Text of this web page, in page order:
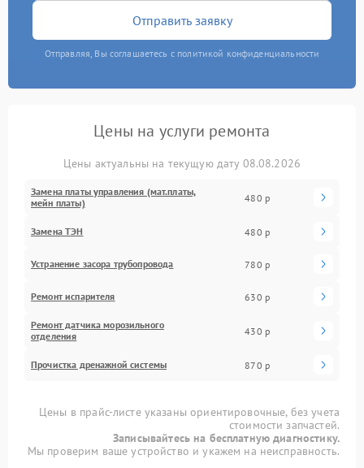
Отправить заявку
Отправляя, Вы соглашаетесь с политикой конфиденциальности
Цены на услуги ремонта
Цены актуальны на текущую дату 08.08.2026
Замена платы управления (мат.платы,
мейн платы)
480 р
Замена ТЭН 480 р
Устранение засора трубопровода 780 р
Ремонт испарителя 630 р
Ремонт датчика морозильного
отделения
430 р
Прочистка дренажной системы 870 р
Цены в прайс-листе указаны ориентировочные, без учета
стоимости запчастей.
Записывайтесь на бесплатную диагностику.
Мы проверим ваше устройство и укажем на неисправность.